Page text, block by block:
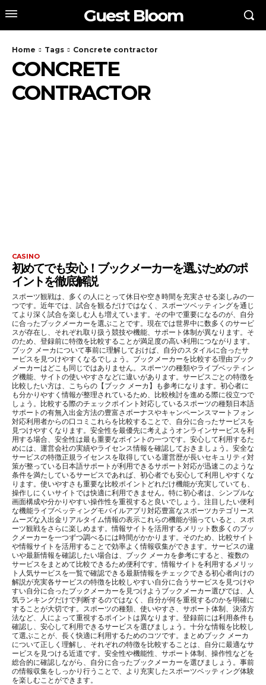
Guest Bloom
Home Tags Concrete contractor
CONCRETE
CONTRACTOR
CASINO
初めてでも安心！ブックメーカーを選ぶためのポ
イントを徹底解説
スポーツ観戦は、多くの人にとって休日や空き時間を充実させる楽しみの一
つです。近年では、試合を観るだけではなく、スポーツベッティングを通じ
てより深く試合を楽しむ人も増えています。その中で重要になるのが、自分
に合ったブックメーカーを選ぶことです。現在では世界中に数多くのサービ
スが存在し、それぞれ取り扱う競技や機能、サポート体制が異なります。そ
のため、登録前に特徴を比較することが満足度の高い利用につながります。
ブック メーカについて事前に理解しておけば、自分のスタイルに合ったサ
ービスを見つけやすくなるでしょう。ブックメーカーを比較する理由ブック
メーカーはどこも同じではありません。スポーツの種類やライブベッティン
グ機能、サイトの使いやすさなどに違いがあります。サービスごとの特徴を
比較したい方は、こちらの【ブック メーカ】も参考になります。初心者に
も分かりやすく情報が整理されているため、比較検討を進める際に役立つで
しょう。比較する際のチェックポイント対応しているスポーツの種類日本語
サポートの有無入出金方法の豊富さボーナスやキャンペーンスマートフォン
対応利用者からの口コミこれらを比較することで、自分に合ったサービスを
見つけやすくなります。安全性を最優先に考えようオンラインサービスを利
用する場合、安全性は最も重要なポイントの一つです。安心して利用するた
めには、運営会社の実績やライセンス情報を確認しておきましょう。安全な
サービスの特徴正規ライセンスを取得している運営歴が長いセキュリティ対
策が整っている日本語サポートが利用できるサポート対応が迅速このような
条件を満たしているサービスであれば、初心者でも安心して利用しやすくな
ります。使いやすさも重要な比較ポイントどれだけ機能が充実していても、
操作しにくいサイトでは快適に利用できません。特に初心者は、シンプルな
画面構成や分かりやすい操作性を重視すると良いでしょう。注目したい便利
な機能ライブベッティングモバイルアプリ対応豊富なスポーツカテゴリース
ムーズな入出金リアルタイム情報の表示これらの機能が揃っていると、スポ
ーツ観戦をさらに楽しめます。情報サイトを活用するメリット数多くのブッ
クメーカーを一つずつ調べるには時間がかかります。そのため、比較サイト
や情報サイトを活用することで効率よく情報収集ができます。サービスの違
いや最新情報を確認したい場合は、ブック メーカを参考にすると、複数の
サービスをまとめて比較できるため便利です。情報サイトを利用するメリッ
ト人気サービスを一覧で確認できる最新情報をチェックできる初心者向けの
解説が充実各サービスの特徴を比較しやすい自分に合うサービスを見つけや
すい自分に合ったブックメーカーを見つけようブックメーカー選びでは、人
気ランキングだけで判断するのではなく、自分が何を重視するのかを明確に
することが大切です。スポーツの種類、使いやすさ、サポート体制、決済方
法など、人によって重視するポイントは異なります。登録前には利用条件も
確認し、安心して利用できるサービスを選びましょう。十分な情報を比較し
て選ぶことが、長く快適に利用するためのコツです。まとめブック メーカ
について正しく理解し、それぞれの特徴を比較することは、自分に最適なサ
ービスを見つける近道です。安全性や機能性、サポート体制、操作性などを
総合的に確認しながら、自分に合ったブックメーカーを選びましょう。事前
の情報収集をしっかり行うことで、より充実したスポーツベッティング体験
を楽しむことができます。